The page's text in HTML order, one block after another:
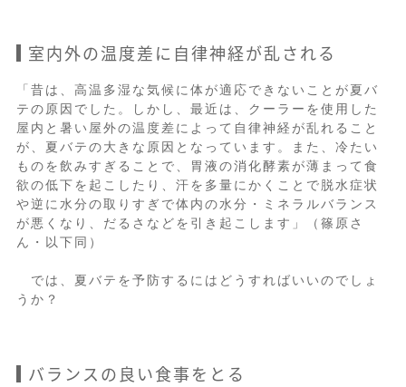
室内外の温度差に自律神経が乱される
「昔は、高温多湿な気候に体が適応できないことが夏バ
テの原因でした。しかし、最近は、クーラーを使用した
屋内と暑い屋外の温度差によって自律神経が乱れること
が、夏バテの大きな原因となっています。また、冷たい
ものを飲みすぎることで、胃液の消化酵素が薄まって食
欲の低下を起こしたり、汗を多量にかくことで脱水症状
や逆に水分の取りすぎで体内の水分・ミネラルバランス
が悪くなり、だるさなどを引き起こします」（篠原さ
ん・以下同）
では、夏バテを予防するにはどうすればいいのでしょ
うか？
バランスの良い食事をとる